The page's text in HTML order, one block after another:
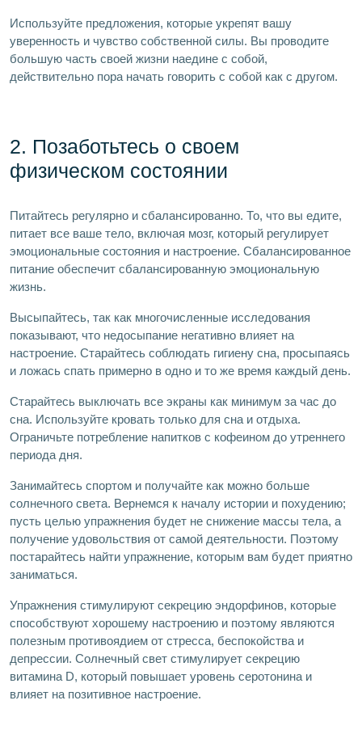
Используйте предложения, которые укрепят вашу
уверенность и чувство собственной силы. Вы проводите
большую часть своей жизни наедине с собой,
действительно пора начать говорить с собой как с другом.
2. Позаботьтесь о своем
физическом состоянии
Питайтесь регулярно и сбалансированно. То, что вы едите,
питает все ваше тело, включая мозг, который регулирует
эмоциональные состояния и настроение. Сбалансированное
питание обеспечит сбалансированную эмоциональную
жизнь.
Высыпайтесь, так как многочисленные исследования
показывают, что недосыпание негативно влияет на
настроение. Старайтесь соблюдать гигиену сна, просыпаясь
и ложась спать примерно в одно и то же время каждый день.
Старайтесь выключать все экраны как минимум за час до
сна. Используйте кровать только для сна и отдыха.
Ограничьте потребление напитков с кофеином до утреннего
периода дня.
Занимайтесь спортом и получайте как можно больше
солнечного света. Вернемся к началу истории и похудению;
пусть целью упражнения будет не снижение массы тела, а
получение удовольствия от самой деятельности. Поэтому
постарайтесь найти упражнение, которым вам будет приятно
заниматься.
Упражнения стимулируют секрецию эндорфинов, которые
способствуют хорошему настроению и поэтому являются
полезным противоядием от стресса, беспокойства и
депрессии. Солнечный свет стимулирует секрецию
витамина D, который повышает уровень серотонина и
влияет на позитивное настроение.